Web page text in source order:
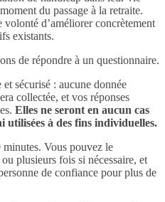
du passage à la retraite.
volonté d’améliorer concrètement
existants.
de répondre à un questionnaire.
sécurisé : aucune donnée
collectée, et vos réponses
Elles ne seront en aucun cas
utilisées à des fins individuelles.
Vous pouvez le
plusieurs fois si nécessaire, et
de confiance pour plus de